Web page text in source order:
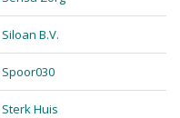
Siloan B.V.
Spoor030
Sterk Huis